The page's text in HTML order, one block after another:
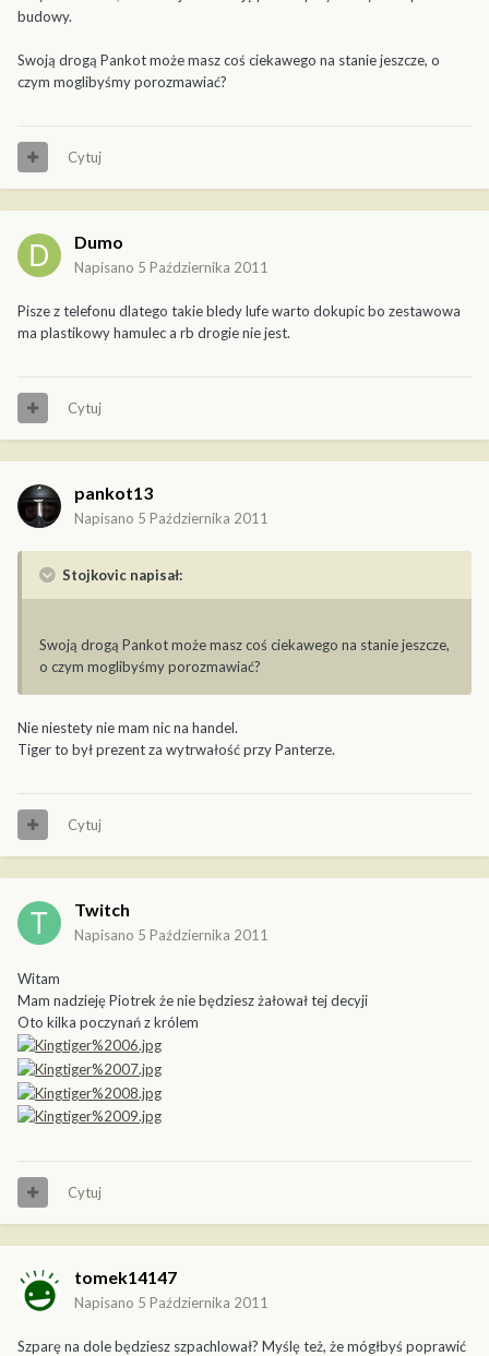
budowy.
Swoją drogą Pankot może masz coś ciekawego na stanie jeszcze, o
czym moglibyśmy porozmawiać?
Cytuj
Dumo
Napisano 5 Października 2011
Pisze z telefonu dlatego takie bledy lufe warto dokupic bo zestawowa
ma plastikowy hamulec a rb drogie nie jest.
Cytuj
pankot13
Napisano 5 Października 2011
Stojkovic napisał:
Swoją drogą Pankot może masz coś ciekawego na stanie jeszcze,
o czym moglibyśmy porozmawiać?
Nie niestety nie mam nic na handel.
Tiger to był prezent za wytrwałość przy Panterze.
Cytuj
Twitch
Napisano 5 Października 2011
Witam
Mam nadzieję Piotrek że nie będziesz żałował tej decyji
Oto kilka poczynań z królem
Cytuj
tomek14147
Napisano 5 Października 2011
Szparę na dole będziesz szpachlował? Myślę też, że mógłbyś poprawić